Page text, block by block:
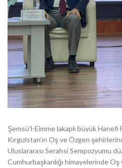
Şemsü’l-Eimme lakaplı büyük Hanefi
Kırgızistan’ın Oş ve Özgen
Uluslararası Serahsi Sempozyumu
Cumhurbaşkanlığı himayelerinde